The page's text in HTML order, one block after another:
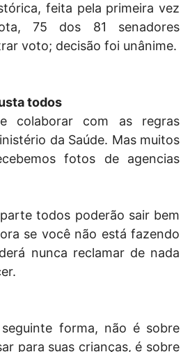
feita pela primeira vez
75 dos 81 senadores
voto; decisão foi unânime.
todos
colaborar com as regras
da Saúde. Mas muitos
fotos de agencias
todos poderão sair bem
se você não está fazendo
nunca reclamar de nada
forma, não é sobre
para suas crianças, é sobre